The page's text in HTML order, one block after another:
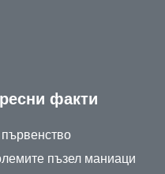
факти
пъзел маниаци